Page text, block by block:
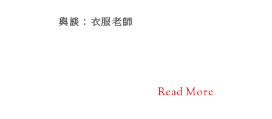
與談：衣服老師
Read More